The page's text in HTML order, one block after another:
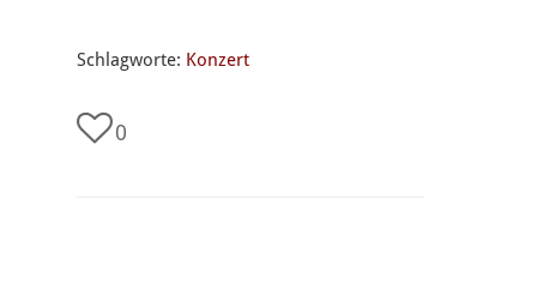
Schlagworte: Konzert
0